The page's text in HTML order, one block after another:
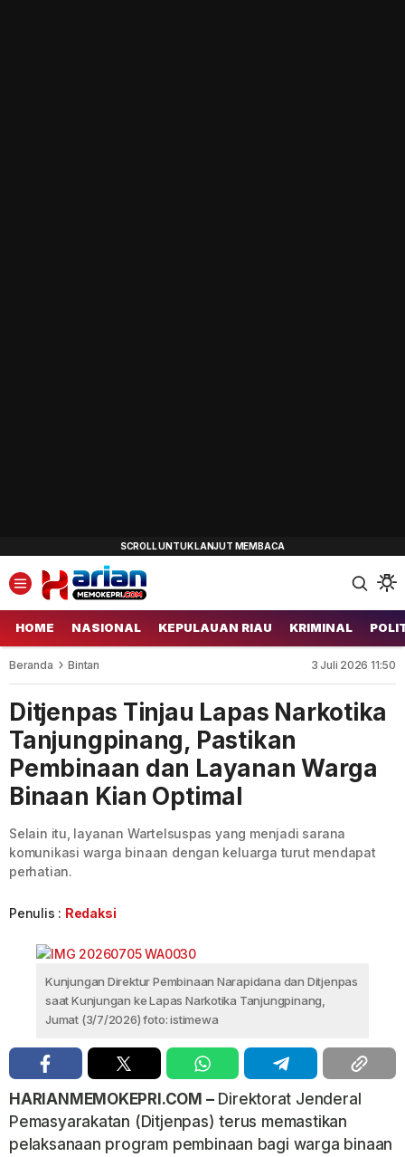
HOME NASIONAL KEPULAUAN RIAU KRIMINAL
Beranda Bintan 3 Juli 2026 11:50
Ditjenpas Tinjau Lapas Narkotika
Tanjungpinang, Pastikan
Pembinaan dan Layanan Warga
Binaan Kian Optimal
Selain itu, layanan Wartelsuspas yang menjadi sarana
komunikasi warga binaan dengan keluarga turut mendapat
perhatian.
Penulis : Redaksi
Kunjungan Direktur Pembinaan Narapidana dan Ditjenpas
saat Kunjungan ke Lapas Narkotika Tanjungpinang,
Jumat (3/7/2026) foto: istimewa
HARIANMEMOKEPRI.COM –Direktorat Jenderal
Pemasyarakatan (Ditjenpas) terus memastikan
pelaksanaan program pembinaan bagi warga binaan